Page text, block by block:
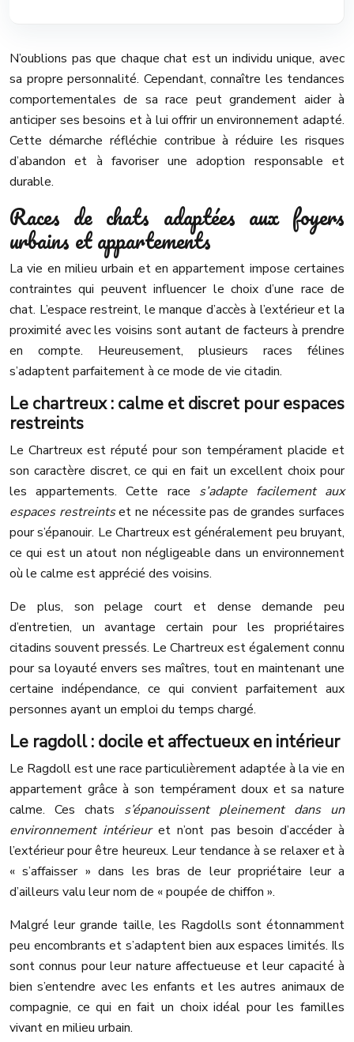
N’oublions pas que chaque chat est un individu unique, avec
sa propre personnalité. Cependant, connaître les tendances
comportementales de sa race peut grandement aider à
anticiper ses besoins et à lui offrir un environnement adapté.
Cette démarche réfléchie contribue à réduire les risques
d’abandon et à favoriser une adoption responsable et
durable.
Races de chats adaptées aux foyers
urbains et appartements
La vie en milieu urbain et en appartement impose certaines
contraintes qui peuvent influencer le choix d’une race de
chat. L’espace restreint, le manque d’accès à l’extérieur et la
proximité avec les voisins sont autant de facteurs à prendre
en compte. Heureusement, plusieurs races félines
s’adaptent parfaitement à ce mode de vie citadin.
Le chartreux : calme et discret pour espaces
restreints
Le Chartreux est réputé pour son tempérament placide et
son caractère discret, ce qui en fait un excellent choix pour
les appartements. Cette race s’adapte facilement aux
espaces restreintset ne nécessite pas de grandes surfaces
pour s’épanouir. Le Chartreux est généralement peu bruyant,
ce qui est un atout non négligeable dans un environnement
où le calme est apprécié des voisins.
De plus, son pelage court et dense demande peu
d’entretien, un avantage certain pour les propriétaires
citadins souvent pressés. Le Chartreux est également connu
pour sa loyauté envers ses maîtres, tout en maintenant une
certaine indépendance, ce qui convient parfaitement aux
personnes ayant un emploi du temps chargé.
Le ragdoll : docile et affectueux en intérieur
Le Ragdoll est une race particulièrement adaptée à la vie en
appartement grâce à son tempérament doux et sa nature
calme. Ces chats s’épanouissent pleinement dans un
environnement intérieuret n’ont pas besoin d’accéder à
l’extérieur pour être heureux. Leur tendance à se relaxer et à
« s’affaisser » dans les bras de leur propriétaire leur a
d’ailleurs valu leur nom de « poupée de chiffon ».
Malgré leur grande taille, les Ragdolls sont étonnamment
peu encombrants et s’adaptent bien aux espaces limités. Ils
sont connus pour leur nature affectueuse et leur capacité à
bien s’entendre avec les enfants et les autres animaux de
compagnie, ce qui en fait un choix idéal pour les familles
vivant en milieu urbain.